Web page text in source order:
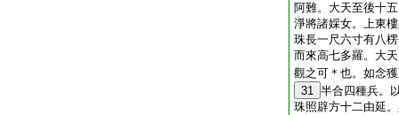
阿難。大天至後十
淨將諸婇女。上東
珠長一尺六寸有八
而來高七多羅。大
觀之可＊也。如念
31 半合四種兵。
珠照辟方十二由延